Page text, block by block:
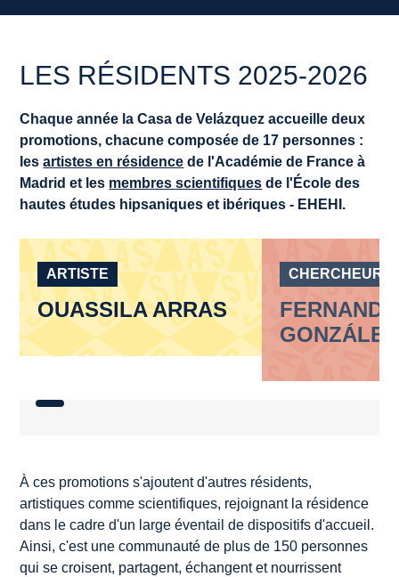
LES RÉSIDENTS 2025-2026
Chaque année la Casa de Velázquez accueille deux
promotions, chacune composée de 17 personnes :
lesartistes en résidence de l'Académie de France à
Madrid et les membres scientifiques de l'École des
hautes études hipsaniques et ibériques - EHEHI.
ARTISTE
OUASSILA ARRAS
CHERCHEUR
GONZÁLEZ
À ces promotions s'ajoutent d'autres résidents,
artistiques comme scientifiques, rejoignant la résidence
dans le cadre d'un large éventail de dispositifs d'accueil.
Ainsi, c'est une communauté de plus de 150 personnes
qui se croisent, partagent, échangent et nourrissent